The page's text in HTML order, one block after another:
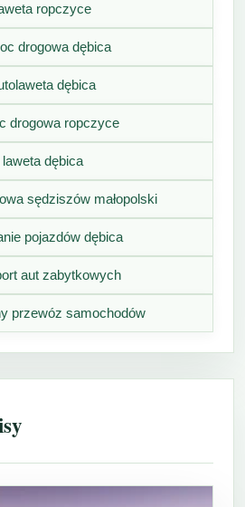
ropczyce
drogowa dębica
dębica
drogowa ropczyce
laweta dębica
sędziszów małopolski
pojazdów dębica
aut zabytkowych
przewóz samochodów